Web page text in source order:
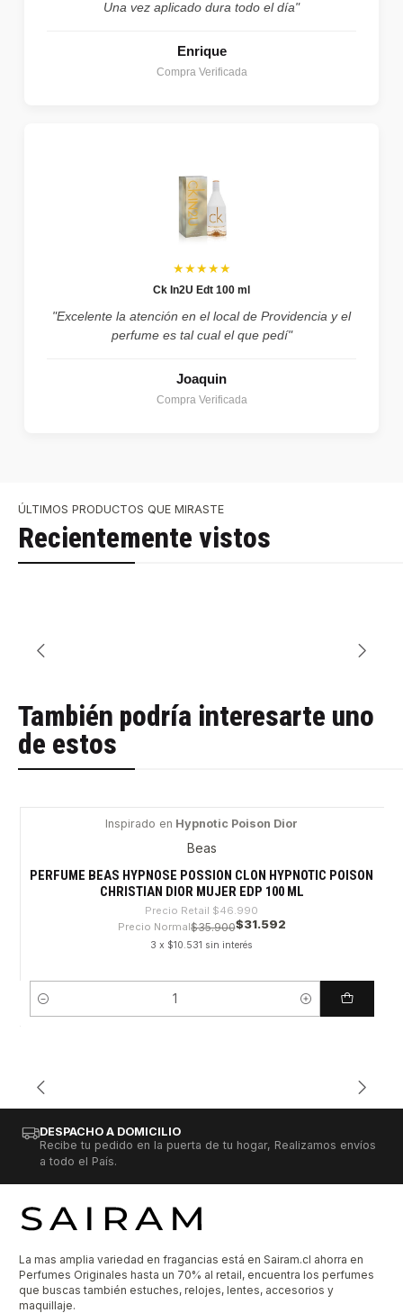
Una vez aplicado dura todo el día"
Enrique
Compra Verificada
★★★★★
Ck In2U Edt 100 ml
"Excelente la atención en el local de Providencia y el
perfume es tal cual el que pedí"
Joaquin
Compra Verificada
ÚLTIMOS PRODUCTOS QUE MIRASTE
Recientemente vistos
También podría interesarte uno
de estos
Inspirado en Hypnotic Poison Dior
Beas
PERFUME BEAS HYPNOSE POSSION CLON HYPNOTIC POISON
CHRISTIAN DIOR MUJER EDP 100 ML
Precio Retail $46.990
Precio Normal$35.900$31.592
3 x $10.531 sin interés
Cantidad
DESPACHO A DOMICILIO
Recibe tu pedido en la puerta de tu hogar, Realizamos envíos
a todo el País.
La mas amplia variedad en fragancias está en Sairam.cl ahorra en
Perfumes Originales hasta un 70% al retail, encuentra los perfumes
que buscas también estuches, relojes, lentes, accesorios y
maquillaje.